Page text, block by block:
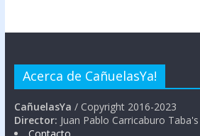
Acerca de CañuelasYa!
CañuelasYa / Copyright 2016-2023
Director: Juan Pablo Carricaburo